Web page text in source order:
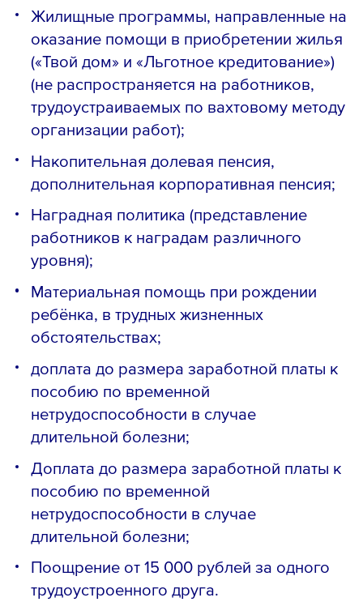
Жилищные программы, направленные на
оказание помощи в приобретении жилья
(«Твой дом» и «Льготное кредитование»)
(не распространяется на работников,
трудоустраиваемых по вахтовому методу
организации работ);
Накопительная долевая пенсия,
дополнительная корпоративная пенсия;
Наградная политика (представление
работников к наградам различного
уровня);
Материальная помощь при рождении
ребёнка, в трудных жизненных
обстоятельствах;
доплата до размера заработной платы к
пособию по временной
нетрудоспособности в случае
длительной болезни;
Доплата до размера заработной платы к
пособию по временной
нетрудоспособности в случае
длительной болезни;
Поощрение от 15 000 рублей за одного
трудоустроенного друга.